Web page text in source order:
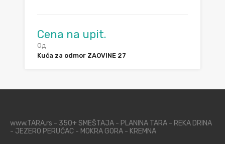
Cena na upit.
Од
Kuća za odmor ZAOVINE 27
www.TARA.rs - 350+ SMEŠTAJA - PLANINA TARA - REKA DRINA
- JEZERO PERUĆAC - MOKRA GORA - KREMNA